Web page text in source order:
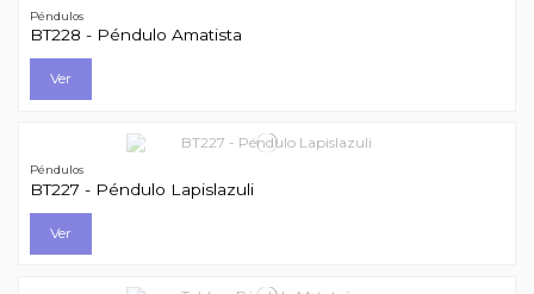
Péndulos
BT228 - Péndulo Amatista
Ver
Péndulos
BT227 - Péndulo Lapislazuli
Ver